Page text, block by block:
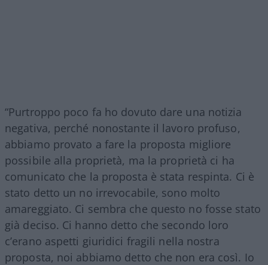
“Purtroppo poco fa ho dovuto dare una notizia
negativa, perché nonostante il lavoro profuso,
abbiamo provato a fare la proposta migliore
possibile alla proprietà, ma la proprietà ci ha
comunicato che la proposta è stata respinta. Ci è
stato detto un no irrevocabile, sono molto
amareggiato. Ci sembra che questo no fosse stato
già deciso. Ci hanno detto che secondo loro
c’erano aspetti giuridici fragili nella nostra
proposta, noi abbiamo detto che non era così. Io